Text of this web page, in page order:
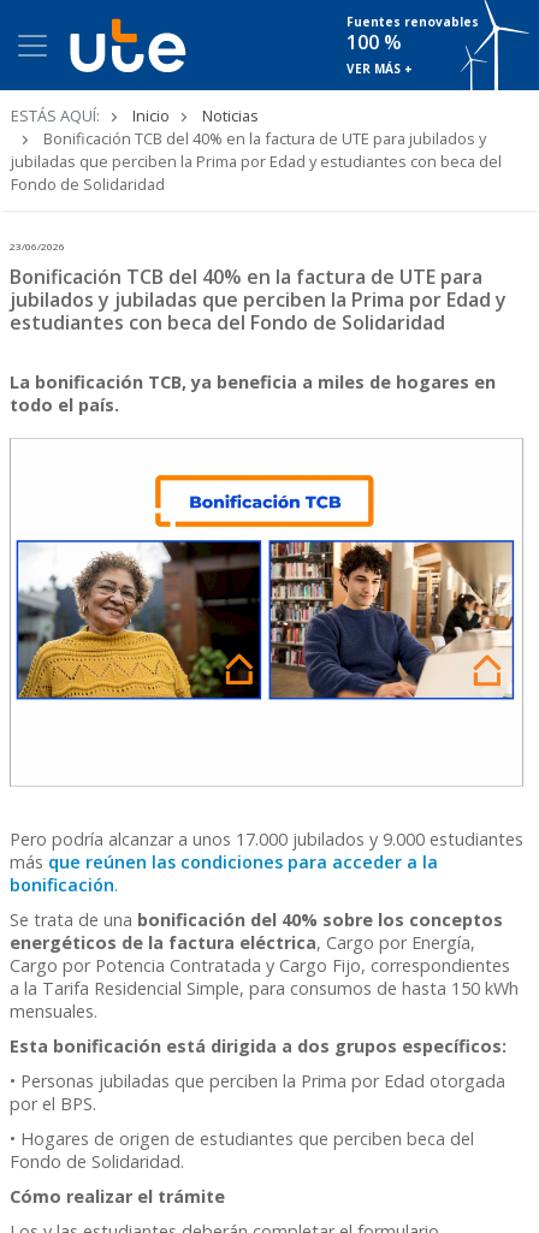
Fuentes renovables
100 %
VER MÁS +
ESTÁS AQUÍ: Inicio
Noticias
Bonificación TCB del 40% en la factura de UTE para jubilados y
jubiladas que perciben la Prima por Edad y estudiantes con beca del
Fondo de Solidaridad
23/06/2026
Bonificación TCB del 40% en la factura de UTE para
jubilados y jubiladas que perciben la Prima por Edad y
estudiantes con beca del Fondo de Solidaridad
La bonificación TCB, ya beneficia a miles de hogares en
todo el país.
Pero podría alcanzar a unos 17.000 jubilados y 9.000 estudiantes
más que reúnen las condiciones para acceder a la
bonificación.
Se trata de una bonificación del 40% sobre los conceptos
energéticos de la factura eléctrica, Cargo por Energía,
Cargo por Potencia Contratada y Cargo Fijo, correspondientes
a la Tarifa Residencial Simple, para consumos de hasta 150 kWh
mensuales.
Esta bonificación está dirigida a dos grupos específicos:
• Personas jubiladas que perciben la Prima por Edad otorgada
por el BPS.
• Hogares de origen de estudiantes que perciben beca del
Fondo de Solidaridad.
Cómo realizar el trámite